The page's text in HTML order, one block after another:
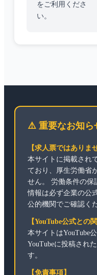
をご利用くださ
い。
⚠️ 重要なお知ら
【求人票ではありま
本サイトに掲載され
ており、厚生労働省
せん。 労働条件の保
情報は必ず企業の公
公的機関でご確認く
【YouTube公式との
本サイトはYouTube
YouTubeに投稿され
す。
【免責事項】